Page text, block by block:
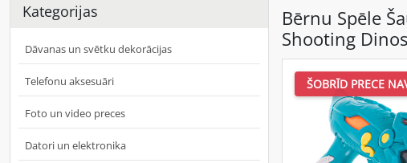
Kategorijas
Dāvanas un svētku dekorācijas
Telefonu aksesuāri
Foto un video preces
Datori un elektronika
Bērnu Spēle
Shooting
ŠOBRĪD PRECE